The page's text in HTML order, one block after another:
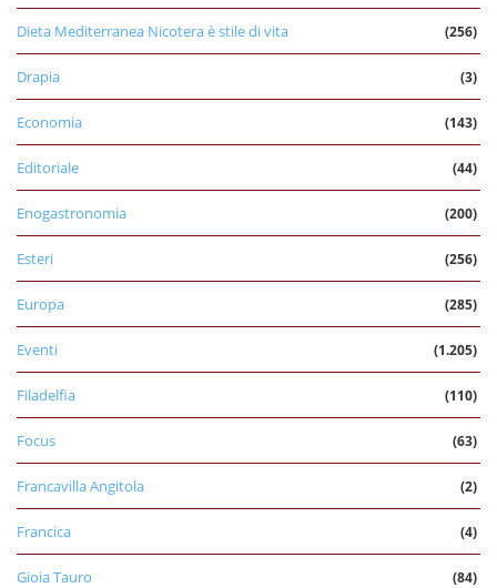
Dieta Mediterranea Nicotera è stile di vita (256)
Drapia (3)
Economia (143)
Editoriale (44)
Enogastronomia (200)
Esteri (256)
Europa (285)
Eventi (1.205)
Filadelfia (110)
Focus (63)
Francavilla Angitola (2)
Francica (4)
Gioia Tauro (84)